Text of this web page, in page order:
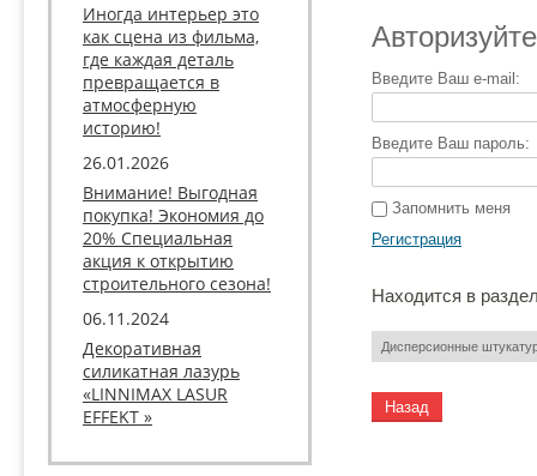
Иногда интерьер это
как сцена из фильма,
где каждая деталь
превращается в
атмосферную
историю!
26.01.2026
Внимание! Выгодная
покупка! Экономия до
20% Специальная
акция к открытию
строительного сезона!
06.11.2024
Декоративная
силикатная лазурь
«LINNIMAX LASUR
EFFEKT »
Введите Ваш e-mail:
Введите Ваш пароль:
Запомнить меня
Регистрация
Находится в
Дисперсионные
Назад